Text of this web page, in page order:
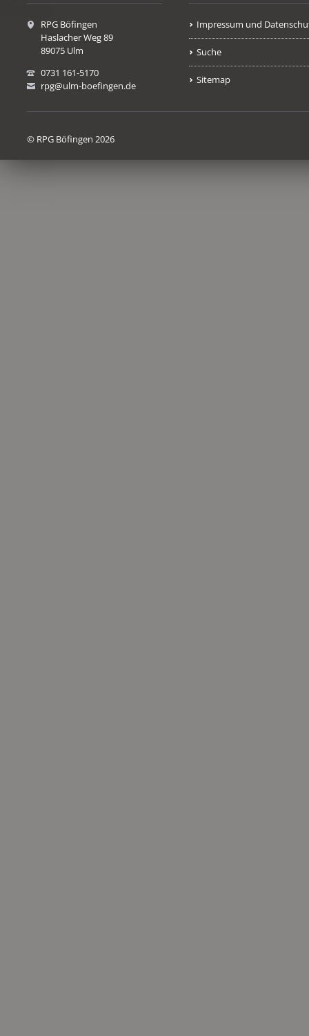
RPG Böfingen
Haslacher Weg 89
89075 Ulm
0731 161-5170
rpg@ulm-boefingen.de
Impressum und
Suche
Sitemap
© RPG Böfingen 2026